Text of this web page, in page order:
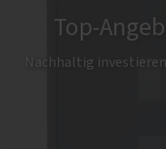
Top-
Nachhaltig